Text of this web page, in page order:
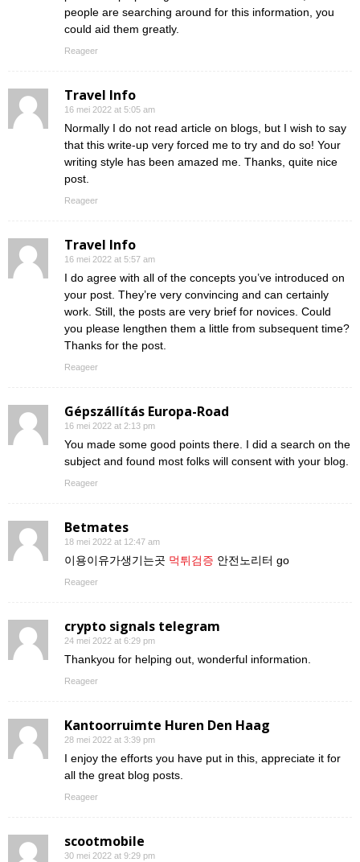
people are searching around for this information, you
could aid them greatly.
Reageer
Travel Info
16 mei 2022 at 5:05 am
Normally I do not read article on blogs, but I wish to say
that this write-up very forced me to try and do so! Your
writing style has been amazed me. Thanks, quite nice
post.
Reageer
Travel Info
16 mei 2022 at 5:57 am
I do agree with all of the concepts you’ve introduced on
your post. They’re very convincing and can certainly
work. Still, the posts are very brief for novices. Could
you please lengthen them a little from subsequent time?
Thanks for the post.
Reageer
Gépszállítás Europa-Road
16 mei 2022 at 2:13 pm
You made some good points there. I did a search on the
subject and found most folks will consent with your blog.
Reageer
Betmates
18 mei 2022 at 12:47 am
이용이유가생기는곳 먹튀검증 안전노리터 go
Reageer
crypto signals telegram
24 mei 2022 at 6:29 pm
Thankyou for helping out, wonderful information.
Reageer
Kantoorruimte Huren Den Haag
28 mei 2022 at 3:39 pm
I enjoy the efforts you have put in this, appreciate it for
all the great blog posts.
Reageer
scootmobile
30 mei 2022 at 9:29 pm